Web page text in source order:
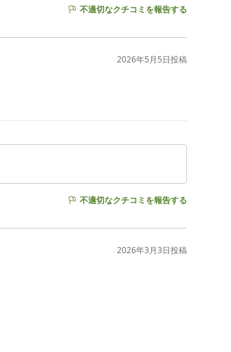
不適切なクチコミを報告する
2026年5月5日投稿
不適切なクチコミを報告する
2026年3月3日投稿